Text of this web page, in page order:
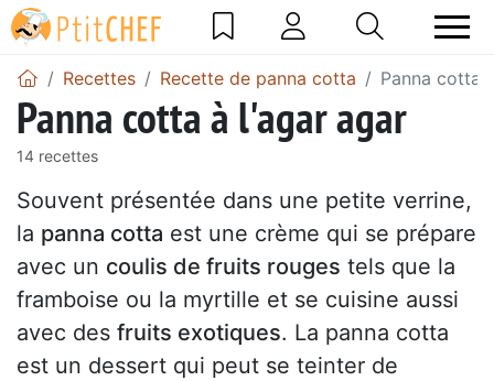
Recettes Recette de panna cotta Panna cotta
Panna cotta à l'agar agar
14 recettes
Souvent présentée dans une petite verrine,
la panna cotta est une crème qui se prépare
avec un coulis de fruits rouges tels que la
framboise ou la myrtille et se cuisine aussi
avec des fruits exotiques. La panna cotta
est un dessert qui peut se teinter de